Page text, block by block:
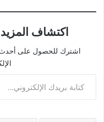
اكتشاف
اشترك للحصول على أحدث
كتابة بريدك الإلكتروني...